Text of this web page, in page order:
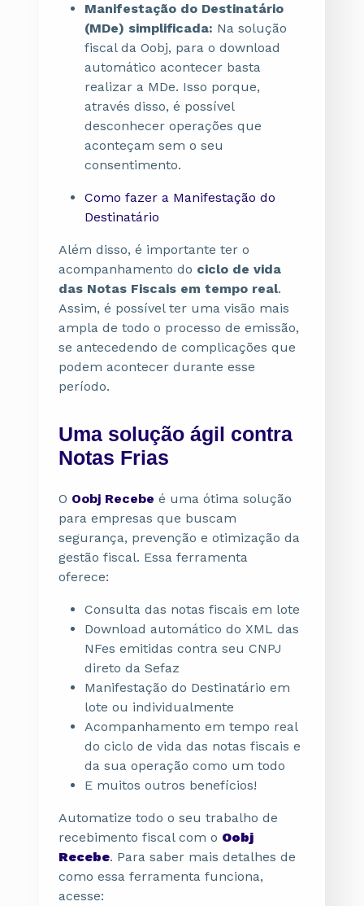
Manifestação do Destinatário
(MDe) simplificada: Na solução
fiscal da Oobj, para o download
automático acontecer basta
realizar a MDe. Isso porque,
através disso, é possível
desconhecer operações que
aconteçam sem o seu
consentimento.
Como fazer a Manifestação do
Destinatário
Além disso, é importante ter o
acompanhamento do ciclo de vida
das Notas Fiscais em tempo real.
Assim, é possível ter uma visão mais
ampla de todo o processo de emissão,
se antecedendo de complicações que
podem acontecer durante esse
período.
Uma solução ágil contra
Notas Frias
O Oobj Recebe é uma ótima solução
para empresas que buscam
segurança, prevenção e otimização da
gestão fiscal. Essa ferramenta
oferece:
Consulta das notas fiscais em lote
Download automático do XML das
NFes emitidas contra seu CNPJ
direto da Sefaz
Manifestação do Destinatário em
lote ou individualmente
Acompanhamento em tempo real
do ciclo de vida das notas fiscais e
da sua operação como um todo
E muitos outros benefícios!
Automatize todo o seu trabalho de
recebimento fiscal com o Oobj
Recebe. Para saber mais detalhes de
como essa ferramenta funciona,
acesse: